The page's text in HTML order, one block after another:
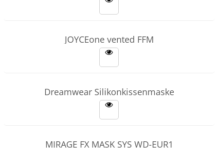
JOYCEone vented FFM
Dreamwear Silikonkissenmaske
MIRAGE FX MASK SYS WD-EUR1